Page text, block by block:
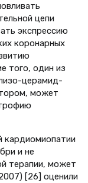
цепи
экспрессию
коронарных
того, один из
церамид-
может
кардиомиопатии
и не
терапии, может
[26] оценили